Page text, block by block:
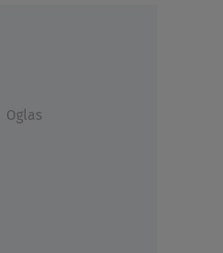
Oglas